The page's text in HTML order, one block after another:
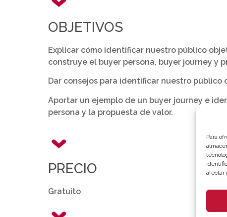
Para
afectar
OBJETIVOS
Explicar cómo identificar nuestro público
construye el buyer persona, buyer journey y
Dar consejos para identificar nuestro público
Aportar un ejemplo de un buyer journey e
persona y la propuesta de valor.
PRECIO
Gratuito